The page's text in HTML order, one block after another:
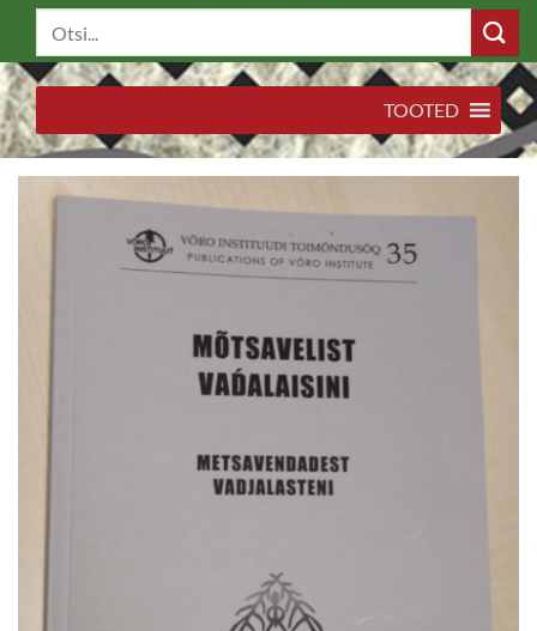
TOOTED